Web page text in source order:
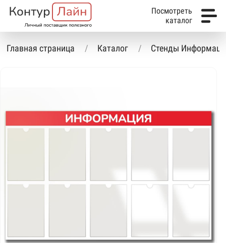
Посмотреть
каталог
Главная страница Каталог Стенды